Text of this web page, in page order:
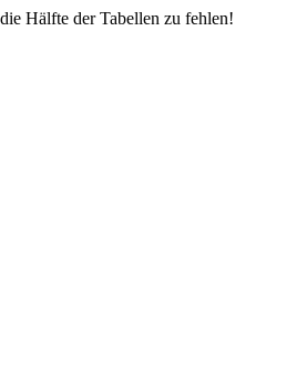
Hälfte der Tabellen zu fehlen!